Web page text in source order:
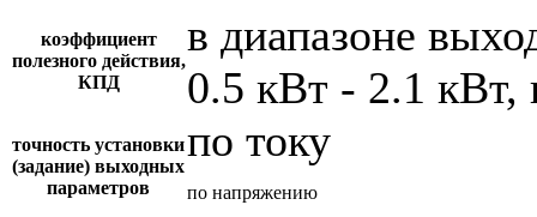
коэффициент
полезного действия,
КПД
в диапазоне
0.5 кВт - 2.1 кВт,
точность установки
(задание) выходных
параметров
по току
по напряжению